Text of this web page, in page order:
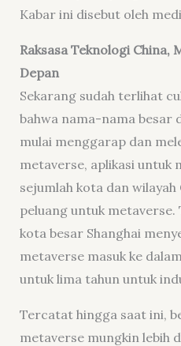
Kabar ini disebut oleh
Raksasa Teknologi China,
Depan
Sekarang sudah terlihat
bahwa nama-nama besar
mulai menggarap dan
metaverse, aplikasi untuk
sejumlah kota dan
peluang untuk
kota besar Shanghai
metaverse masuk ke
untuk lima tahun untuk
Tercatat hingga saat ini,
metaverse mungkin lebih